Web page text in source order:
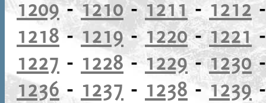
1209-1210-1211- 1212
1218-1219- 1220-1221
1227 - 1228-1229-1230
1236 - 1237 - 1238 -1239